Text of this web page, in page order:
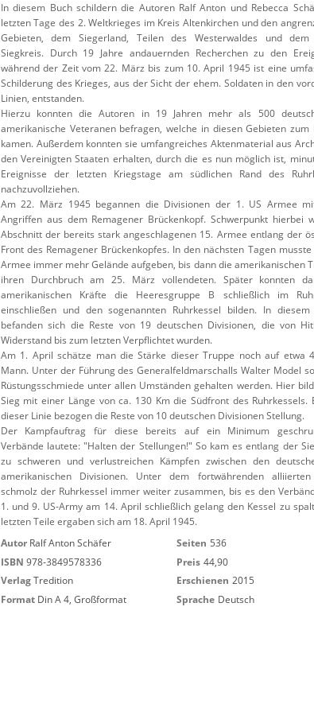
In diesem Buch schildern die Autoren Ralf Anton und Rebecca
letzten Tage des 2. Weltkrieges im Kreis Altenkirchen und den
Gebieten, dem Siegerland, Teilen des Westerwaldes und dem
Siegkreis. Durch 19 Jahre andauernden Recherchen zu den
während der Zeit vom 22. März bis zum 10. April 1945 ist eine
Schilderung des Krieges, aus der Sicht der ehem. Soldaten in den
Linien, entstanden.
Hierzu konnten die Autoren in 19 Jahren mehr als 500
amerikanische Veteranen befragen, welche in diesen Gebieten zum
kamen. Außerdem konnten sie umfangreiches Aktenmaterial aus
den Vereinigten Staaten erhalten, durch die es nun möglich ist,
Ereignisse der letzten Kriegstage am südlichen Rand des
nachzuvollziehen.
Am 22. März 1945 begannen die Divisionen der 1. US Armee
Angriffen aus dem Remagener Brückenkopf. Schwerpunkt hierbei
Abschnitt der bereits stark angeschlagenen 15. Armee entlang der
Front des Remagener Brückenkopfes. In den nächsten Tagen
Armee immer mehr Gelände aufgeben, bis dann die amerikanischen
ihren Durchbruch am 25. März vollendeten. Später konnten
amerikanischen Kräfte die Heeresgruppe B schließlich im
einschließen und den sogenannten Ruhrkessel bilden. In diesem
befanden sich die Reste von 19 deutschen Divisionen, die von
Widerstand bis zum letzten Verpflichtet wurden.
Am 1. April schätze man die Stärke dieser Truppe noch auf etwa
Mann. Unter der Führung des Generalfeldmarschalls Walter Model
Rüstungsschmiede unter allen Umständen gehalten werden. Hier
Sieg mit einer Länge von ca. 130 Km die Südfront des Ruhrkessels.
dieser Linie bezogen die Reste von 10 deutschen Divisionen Stellung.
Der Kampfauftrag für diese bereits auf ein Minimum
Verbände lautete: "Halten der Stellungen!" So kam es entlang der
zu schweren und verlustreichen Kämpfen zwischen den
amerikanischen Divisionen. Unter dem fortwährenden
schmolz der Ruhrkessel immer weiter zusammen, bis es den
1. und 9. US-Army am 14. April schließlich gelang den Kessel zu
letzten Teile ergaben sich am 18. April 1945.
Autor Ralf Anton Schäfer Seiten 536
ISBN 978-3849578336 Preis 44,90
VerlagTredition Erschienen 2015
Format Din A 4, Großformat Sprache Deutsch